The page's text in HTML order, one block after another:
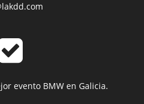
evento BMW en Galicia.